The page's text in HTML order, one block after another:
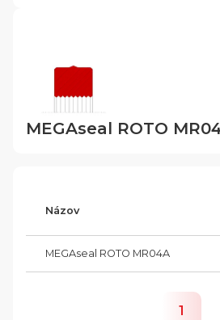
MEGAseal ROTO
Názov
MEGAseal ROTO MR04A
1